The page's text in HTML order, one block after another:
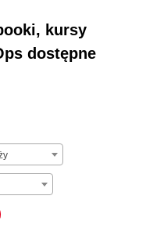
IT.
kursy
dostępne